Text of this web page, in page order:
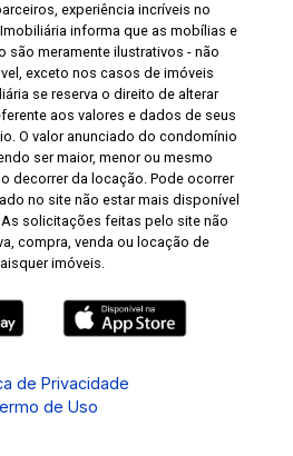
experiência incríveis no
informa que as mobílias e
são meramente ilustrativos - não
exceto nos casos de imóveis
se reserva o direito de alterar
aos valores e dados de seus
O valor anunciado do condomínio
ser maior, menor ou mesmo
decorrer da locação. Pode ocorrer
no site não estar mais disponível
solicitações feitas pelo site não
compra, venda ou locação de
imóveis.
de Privacidade
de Uso